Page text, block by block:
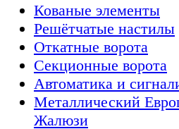
Кованые элементы
Решётчатые настилы
Откатные ворота
Секционные ворота
Автоматика и
Металлический
Жалюзи